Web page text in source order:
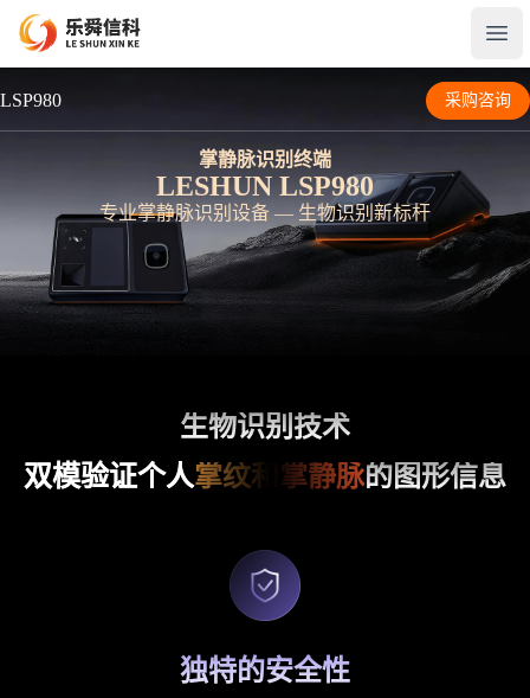
LSP980 采购咨询
掌静脉识别终端
LESHUN LSP980
专业掌静脉识别设备 — 生物识别新标杆
生物识别技术
双模验证个人掌纹和掌静脉的图形信息
独特的安全性